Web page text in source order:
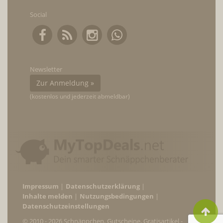
Social
Newsletter
Zur Anmeldung »
(kostenlos und jederzeit abmeldbar)
Impressum
Datenschutzerklärung
Inhalte melden
Nutzungsbedingungen
Datenschutzeinstellungen
© 2010 - 2026 Schnäppchen, Gutscheine, Gratisartikel -